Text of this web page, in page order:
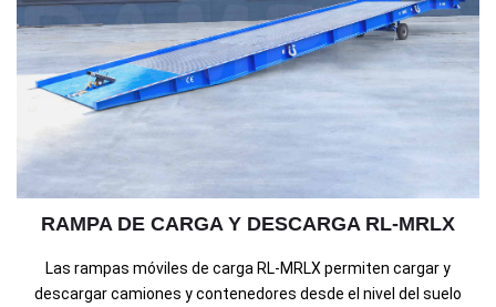
RAMPA DE CARGA Y DESCARGA RL-MRLX
Las rampas móviles de carga RL-MRLX permiten cargar y
descargar camiones y contenedores desde el nivel del suelo